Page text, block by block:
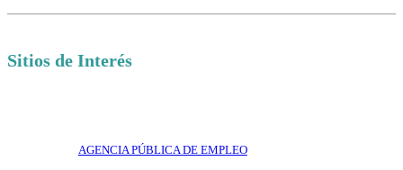
Sitios de Interés
AGENCIA PÚBLICA DE EMPLEO